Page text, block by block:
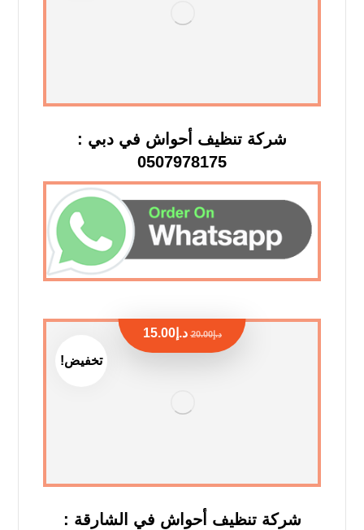
شركة تنظيف أحواش في دبي :
0507978175
تخفيض!
شركة تنظيف أحواش في الشارقة :
د.إ20.00 د.إ15.00